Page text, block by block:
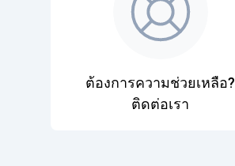
ต้องการความช่วยเหลือ?
ติดต่อเรา